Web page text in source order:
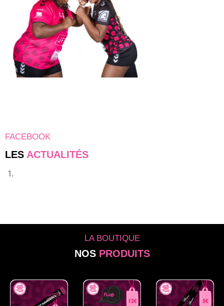
FACEBOOK
LES ACTUALITÉS
LA BOUTIQUE
NOS PRODUITS